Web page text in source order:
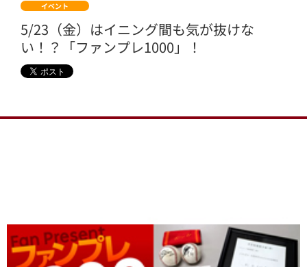
イベント
5/23（金）はイニング間も気が抜けな
い！？「ファンプレ1000」！